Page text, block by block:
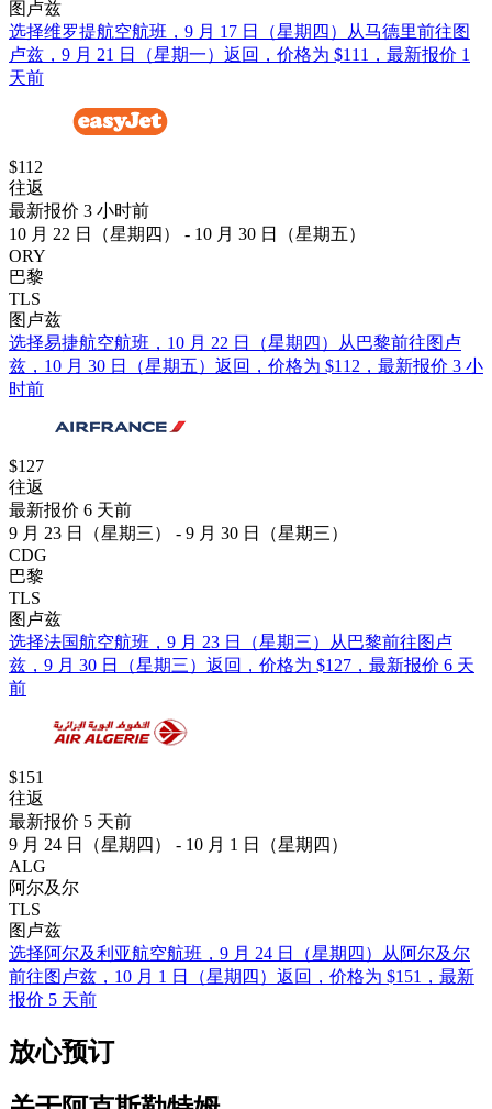
图卢兹
选择维罗提航空航班，9 月 17 日（星期四）从马德里前往图
卢兹，9 月 21 日（星期一）返回，价格为 $111，最新报价 1
天前
$112
往返
最新报价 3 小时前
10 月 22 日（星期四） - 10 月 30 日（星期五）
ORY
巴黎
TLS
图卢兹
选择易捷航空航班，10 月 22 日（星期四）从巴黎前往图卢
兹，10 月 30 日（星期五）返回，价格为 $112，最新报价 3 小
时前
$127
往返
最新报价 6 天前
9 月 23 日（星期三） - 9 月 30 日（星期三）
CDG
巴黎
TLS
图卢兹
选择法国航空航班，9 月 23 日（星期三）从巴黎前往图卢
兹，9 月 30 日（星期三）返回，价格为 $127，最新报价 6 天
前
$151
往返
最新报价 5 天前
9 月 24 日（星期四） - 10 月 1 日（星期四）
ALG
阿尔及尔
TLS
图卢兹
选择阿尔及利亚航空航班，9 月 24 日（星期四）从阿尔及尔
前往图卢兹，10 月 1 日（星期四）返回，价格为 $151，最新
报价 5 天前
放心预订